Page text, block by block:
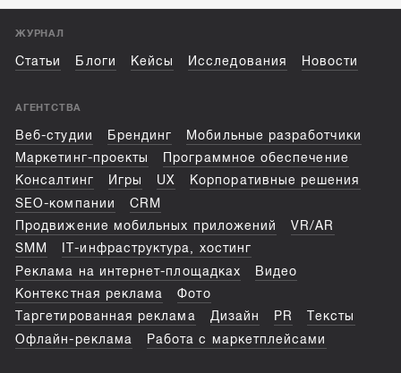
ЖУРНАЛ
Статьи Блоги Кейсы Исследования Новости
АГЕНТСТВА
Веб-студии Брендинг
Мобильные разработчики
Маркетинг-проекты
Программное обеспечение
Консалтинг
Игры UX
Корпоративные решения
SEO-компании
CRM
Продвижение мобильных приложений
VR/AR
SMM
IT-инфраструктура, хостинг
Реклама на интернет-площадках
Видео
Контекстная реклама
Фото
Таргетированная реклама
Дизайн PR
Тексты
Офлайн-реклама
Работа с маркетплейсами